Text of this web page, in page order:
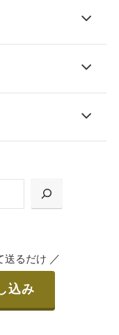
」からお選び
送るだけ ／
込み